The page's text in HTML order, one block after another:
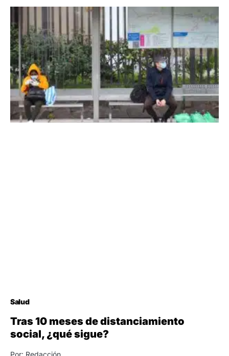
Salud
Tras 10 meses de distanciamiento
social, ¿qué sigue?
Por: Redacción